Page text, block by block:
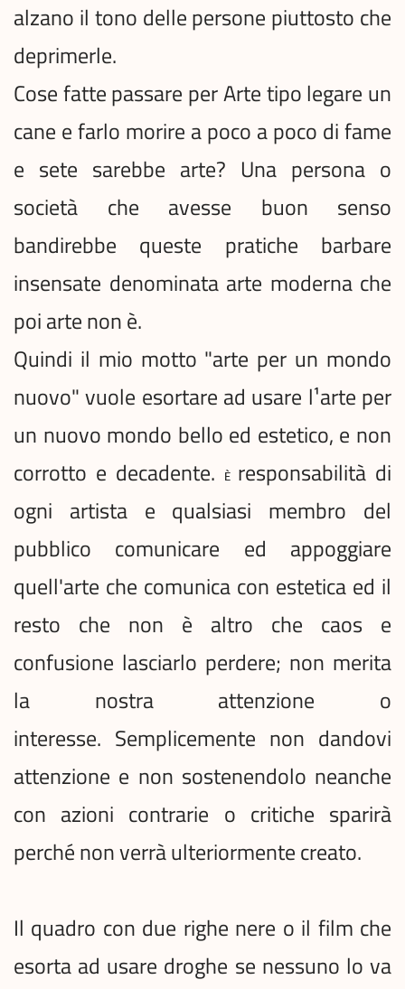
alzano il tono delle persone piuttosto che
deprimerle.
Cose fatte passare per Arte tipo legare un
cane e farlo morire a poco a poco di fame
e sete sarebbe arte? Una persona o
società che avesse buon senso
bandirebbe queste pratiche barbare
insensate denominata arte moderna che
poi arte non è.
Quindi il mio motto "arte per un mondo
nuovo" vuole esortare ad usare l¹arte per
un nuovo mondo bello ed estetico, e non
corrotto e decadente.
È responsabilità di
ogni artista e qualsiasi membro del
pubblico comunicare ed appoggiare
quell'arte che comunica con estetica ed il
resto che non è altro che caos e
confusione lasciarlo perdere; non merita
la nostra attenzione o
interesse. Semplicemente non dandovi
attenzione e non sostenendolo neanche
con azioni contrarie o critiche sparirà
perché non verrà ulteriormente creato.
Il quadro con due righe nere o il film che
esorta ad usare droghe se nessuno lo va